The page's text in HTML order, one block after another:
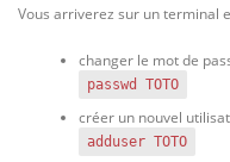
Vous arriverez sur un terminal
changer le mot de
passwd TOTO
créer un nouvel
adduser TOTO